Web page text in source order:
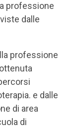
professione
dalle
professione
e dalle
di area
di